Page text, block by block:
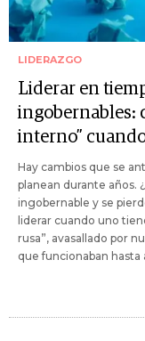
LIDERAZGO
Liderar en
ingobernables:
interno”
Hay cambios que se
planean durante años.
ingobernable y se
liderar cuando uno
rusa”, avasallado por
que funcionaban hasta